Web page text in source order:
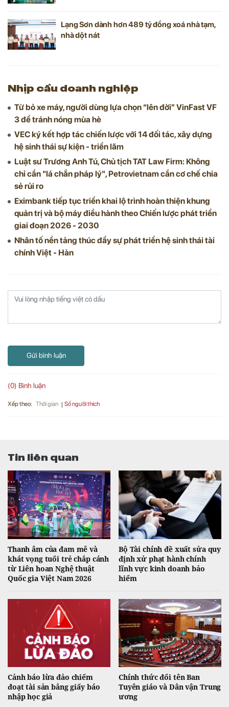
Lạng Sơn dành hơn 489 tỷ đồng xoá nhà tạm,
nhà dột nát
Nhịp cầu doanh nghiệp
Từ bỏ xe máy, người dùng lựa chọn “lên đời” VinFast VF
3 để tránh nóng mùa hè
VEC ký kết hợp tác chiến lược với 14 đối tác, xây dựng
hệ sinh thái sự kiện - triển lãm
Luật sư Trương Anh Tú, Chủ tịch TAT Law Firm: Không
chỉ cần "lá chắn pháp lý", Petrovietnam cần cơ chế chia
sẻ rủi ro
Eximbank tiếp tục triển khai lộ trình hoàn thiện khung
quản trị và bộ máy điều hành theo Chiến lược phát triển
giai đoạn 2026 - 2030
Nhân tố nền tảng thúc đẩy sự phát triển hệ sinh thái tài
chính Việt - Hàn
Gửi bình luận
(0) Bình luận
Xếp theo: Thời gian Số người thích
Tin liên quan
Thanh âm của đam mê và
khát vọng tuổi trẻ chắp cánh
từ Liên hoan Nghệ thuật
Quốc gia Việt Nam 2026
Bộ Tài chính đề xuất sửa quy
định xử phạt hành chính
lĩnh vực kinh doanh bảo
hiểm
Cảnh báo lừa đảo chiếm
đoạt tài sản bẳng giấy báo
nhập học giả
Chính thức đổi tên Ban
Tuyên giáo và Dân vận Trung
ương